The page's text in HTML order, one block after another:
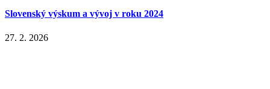
Slovenský výskum a vývoj v roku 2024
27. 2. 2026